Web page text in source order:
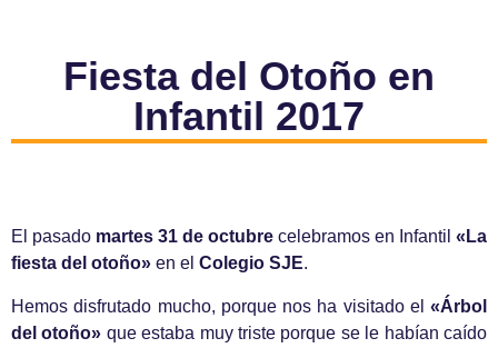
Fiesta del Otoño en
Infantil 2017
El pasado martes 31 de octubre celebramos en Infantil «La
fiesta del otoño» en el Colegio SJE.
Hemos disfrutado mucho, porque nos ha visitado el «Árbol
del otoño» que estaba muy triste porque se le habían caído